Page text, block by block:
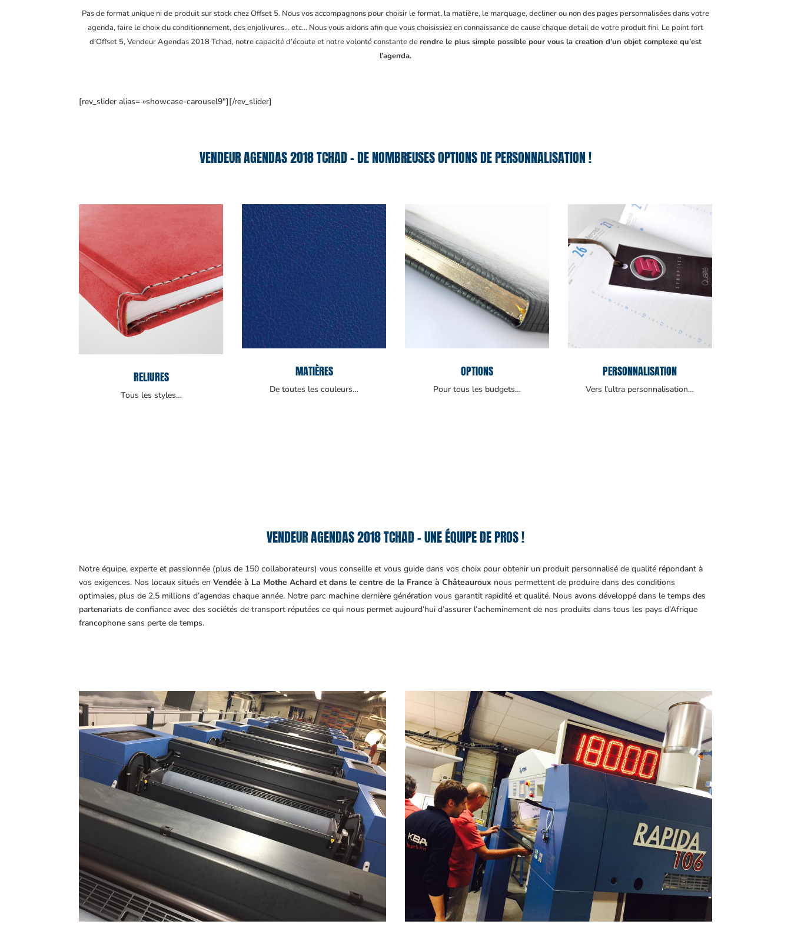
Pas de format unique ni de produit sur stock chez Offset 5. Nous vos accompagnons pour choisir le format, la matière, le marquage, decliner ou non des pages personnalisées dans votre
agenda, faire le choix du conditionnement, des enjolivures… etc… Nous vous aidons afin que vous choisissiez en connaissance de cause chaque detail de votre produit fini. Le point fort
d’Offset 5, Vendeur Agendas 2018 Tchad, notre capacité d’écoute et notre volonté constante derendre le plus simple possible pour vous la creation d’un objet complexe qu’est
l’agenda.
[rev_slider alias= »showcase-carousel9″][/rev_slider]
VENDEUR AGENDAS 2018 TCHAD – DE NOMBREUSES OPTIONS DE PERSONNALISATION !
RELIURES
Tous les styles…
MATIÈRES
De toutes les couleurs…
OPTIONS
Pour tous les budgets…
PERSONNALISATION
Vers l’ultra personnalisation…
VENDEUR AGENDAS 2018 TCHAD – UNE ÉQUIPE DE PROS !
Notre équipe, experte et passionnée (plus de 150 collaborateurs) vous conseille et vous guide dans vos choix pour obtenir un produit personnalisé de qualité répondant à
vos exigences. Nos locaux situés enVendée à La Mothe Achard et dans le centre de la France à Châteauroux nous permettent de produire dans des conditions
optimales, plus de 2,5 millions d’agendas chaque année. Notre parc machine dernière génération vous garantit rapidité et qualité. Nous avons développé dans le temps des
partenariats de confiance avec des sociétés de transport réputées ce qui nous permet aujourd’hui d’assurer l’acheminement de nos produits dans tous les pays d’Afrique
francophone sans perte de temps.